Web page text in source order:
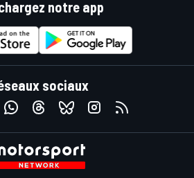
notre app
sociaux